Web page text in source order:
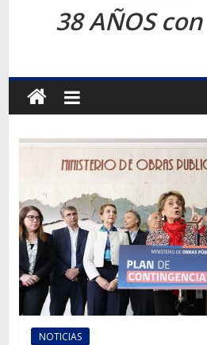
Revista
Terrestre
Autos,
camiones,
información
del
mundo
del
transporte
38 AÑOS
NOTICIAS